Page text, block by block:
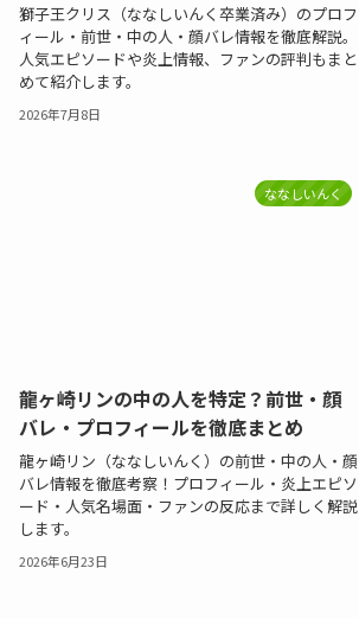
獅子王クリス（ななしいんく卒業済み）のプロフ
ィール・前世・中の人・顔バレ情報を徹底解説。
人気エピソードや炎上情報、ファンの評判もまと
めて紹介します。
2026年7月8日
ななしいんく
龍ヶ崎リンの中の人を特定？前世・顔
バレ・プロフィールを徹底まとめ
龍ヶ崎リン（ななしいんく）の前世・中の人・顔
バレ情報を徹底考察！プロフィール・炎上エピソ
ード・人気名場面・ファンの反応まで詳しく解説
します。
2026年6月23日